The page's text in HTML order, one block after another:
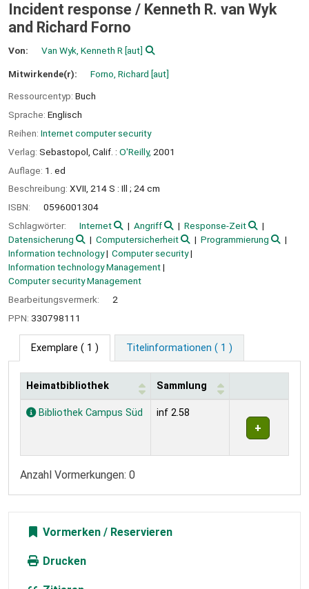
Incident response / Kenneth R. van Wyk
and Richard Forno
Von: Van Wyk, Kenneth R [aut]
Mitwirkende(r): Forno, Richard [aut]
Ressourcentyp: Buch
Sprache: Englisch
Reihen: Internet computer security
Verlag: Sebastopol, Calif. : O'Reilly, 2001
Auflage: 1. ed
Beschreibung: XVII, 214 S : Ill ; 24 cm
ISBN:
0596001304
Schlagwörter:
Internet Angriff
Response-Zeit
Datensicherung
Computersicherheit
Programmierung
Information technology
Computer security
Information technology Management
Computer security Management
Bearbeitungsvermerk:
2
PPN: 330798111
Exemplare ( 1 ) Titelinformationen ( 1 )
Exemplare
Heimatbibliothek Sammlung
Bibliothek Campus Süd inf 2.58
Anzahl Vormerkungen: 0
Vormerken
Drucken